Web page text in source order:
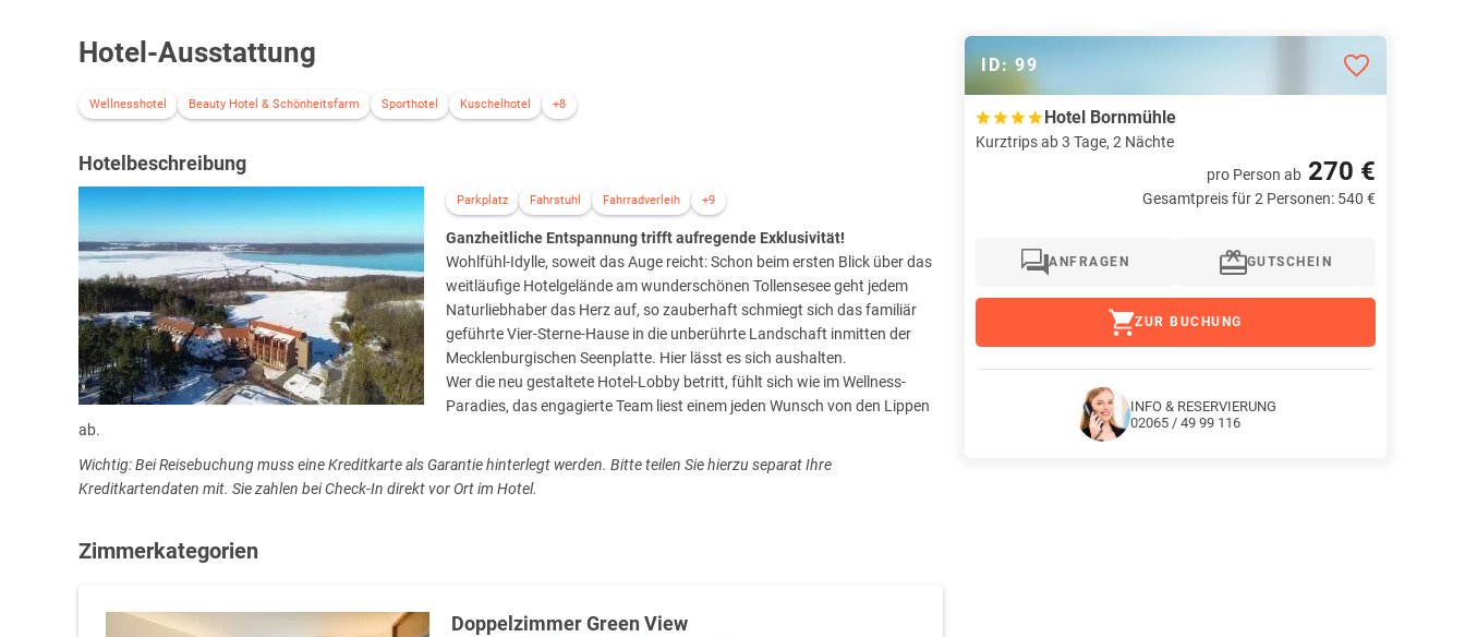
Hotel-Ausstattung
Wellnesshotel Beauty Hotel & Schönheitsfarm Sporthotel Kuschelhotel +8
Hotelbeschreibung
Parkplatz Fahrstuhl Fahrradverleih +9
Ganzheitliche Entspannung trifft aufregende Exklusivität!
Wohlfühl-Idylle, soweit das Auge reicht: Schon beim ersten Blick über das
weitläufige Hotelgelände am wunderschönen Tollensesee geht jedem
Naturliebhaber das Herz auf, so zauberhaft schmiegt sich das familiär
geführte Vier-Sterne-Hause in die unberührte Landschaft inmitten der
Mecklenburgischen Seenplatte. Hier lässt es sich aushalten.
Wer die neu gestaltete Hotel-Lobby betritt, fühlt sich wie im Wellness-
Paradies, das engagierte Team liest einem jeden Wunsch von den Lippen
ab.
Wichtig: Bei Reisebuchung muss eine Kreditkarte als Garantie hinterlegt werden. Bitte teilen Sie hierzu separat Ihre
Kreditkartendaten mit. Sie zahlen bei Check-In direkt vor Ort im Hotel.
Zimmerkategorien
Doppelzimmer Green View
ID: 99
Hotel Bornmühle
Kurztrips ab 3 Tage, 2 Nächte
pro Person ab 270 €
Gesamtpreis für 2 Personen: 540 €
ANFRAGEN GUTSCHEIN
ZUR BUCHUNG
INFO & RESERVIERUNG
02065 / 49 99 116